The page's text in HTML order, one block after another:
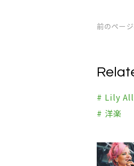
前のペー
# Lily
# 洋楽